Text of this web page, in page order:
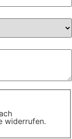
widerrufen.